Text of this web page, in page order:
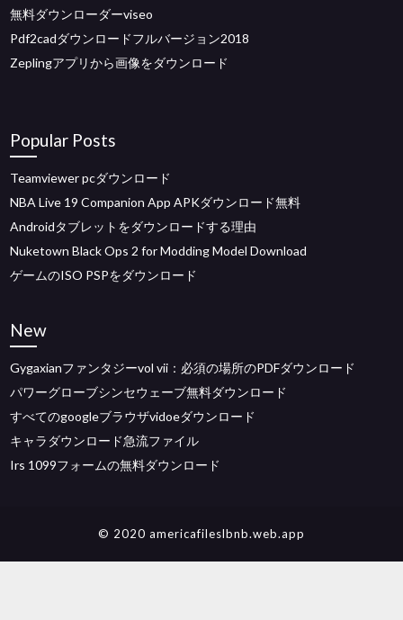
無料ダウンローダーviseo
Pdf2cadダウンロードフルバージョン2018
Zeplingアプリから画像をダウンロード
Popular Posts
Teamviewer pcダウンロード
NBA Live 19 Companion App APKダウンロード無料
Androidタブレットをダウンロードする理由
Nuketown Black Ops 2 for Modding Model Download
ゲームのISO PSPをダウンロード
New
Gygaxianファンタジーvol vii：必須の場所のPDFダウンロード
パワーグローブシンセウェーブ無料ダウンロード
すべてのgoogleブラウザvidoeダウンロード
キャラダウンロード急流ファイル
Irs 1099フォームの無料ダウンロード
© 2020 americafileslbnb.web.app